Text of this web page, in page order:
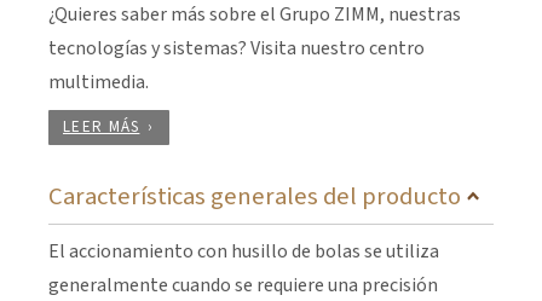
¿Quieres saber más sobre el Grupo ZIMM, nuestras
tecnologías y sistemas? Visita nuestro centro
multimedia.
LEER MÁS
Características generales del producto
El accionamiento con husillo de bolas se utiliza
generalmente cuando se requiere una precisión